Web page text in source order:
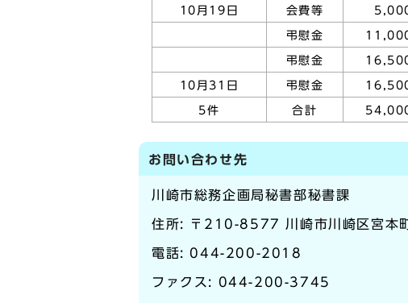
10月19日 会費等
弔慰金
弔慰金
10月31日 弔慰金
5件 合計
お問い合わせ先
川崎市総務企画局秘書部秘書課
住所: 〒210-8577 川崎市川崎区宮本
電話: 044-200-2018
ファクス: 044-200-3745